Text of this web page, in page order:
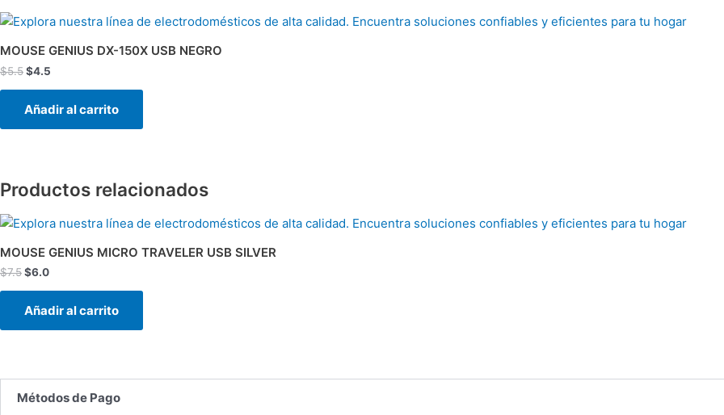
MOUSE GENIUS DX-150X USB NEGRO
$5.5
El
precio
original
era:
$5.5.
$4.5
El
actual
es:
Añadir al carrito
Productos relacionados
MOUSE GENIUS MICRO TRAVELER USB SILVER
$7.5
El
precio
original
era:
$7.5.
$6.0
El
actual
es:
$6.0.
Añadir al carrito
Métodos de Pago